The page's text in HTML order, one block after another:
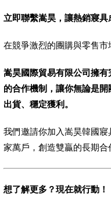
立即聯繫嵩昊，讓熱銷寢具
在競爭激烈的團購與零售市
嵩昊國際貿易有限公司擁
的合作機制，讓你無論是
出貨、穩定獲利。
我們邀請你加入嵩昊韓國
家萬戶，創造雙贏的長期合
想了解更多？現在就行動！